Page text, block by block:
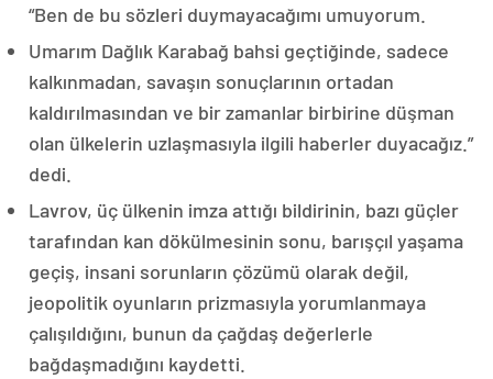
“Ben de bu sözleri duymayacağımı umuyorum.
Umarım Dağlık Karabağ bahsi geçtiğinde, sadece
kalkınmadan, savaşın sonuçlarının ortadan
kaldırılmasından ve bir zamanlar birbirine düşman
olan ülkelerin uzlaşmasıyla ilgili haberler duyacağız.”
dedi.
Lavrov, üç ülkenin imza attığı bildirinin, bazı güçler
tarafından kan dökülmesinin sonu, barışçıl yaşama
geçiş, insani sorunların çözümü olarak değil,
jeopolitik oyunların prizmasıyla yorumlanmaya
çalışıldığını, bunun da çağdaş değerlerle
bağdaşmadığını kaydetti.